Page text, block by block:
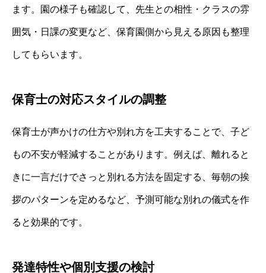
ます。園の様子も確認して、先生との相性・クラスの雰
囲気・日課の変更など、保育園側から見える原因も整理
してもらいます。
保育士の対応スタイルの調整
保育士が声かけの仕方や別れ方を工夫することで、子ど
もの不安が軽減することがあります。例えば、離れると
きに一言だけでさっと別れる方法を固定する、毎朝の挨
拶のパターンを定めるなど、予測可能な別れの儀式を作
ると効果的です。
発達特性や個別支援の検討